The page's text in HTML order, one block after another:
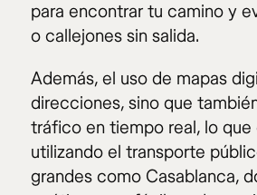
para encontrar tu camino y
o callejones sin salida.
Además, el uso de mapas
direcciones, sino que
tráfico en tiempo real, lo
utilizando el transporte
grandes como Casablanca,